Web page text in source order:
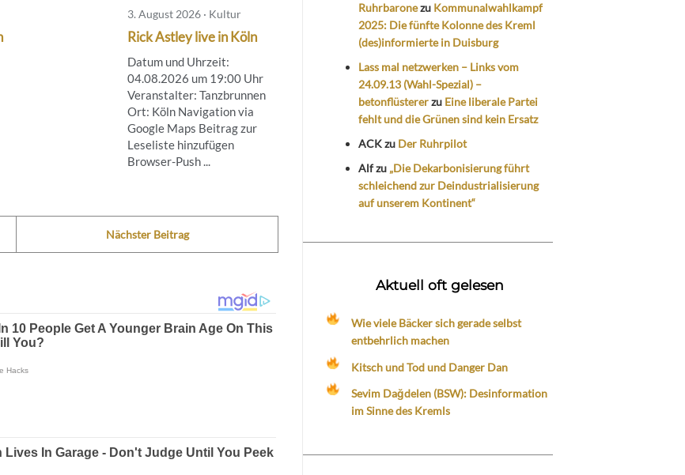
3. August 2026 · Kultur
Rick Astley live in Köln
Datum und Uhrzeit:
04.08.2026 um 19:00 Uhr
Veranstalter: Tanzbrunnen
Ort: Köln Navigation via
Google Maps Beitrag zur
Leseliste hinzufügen
Browser-Push ...
Nächster Beitrag
Ruhrbaronezu Kommunalwahlkampf
2025: Die fünfte Kolonne des Kreml
(des)informierte in Duisburg
Lass mal netzwerken – Links vom
24.09.13 (Wahl-Spezial) –
betonflüstererzu Eine liberale Partei
fehlt und die Grünen sind kein Ersatz
ACKzu Der Ruhrpilot
Alfzu „Die Dekarbonisierung führt
schleichend zur Deindustrialisierung
auf unserem Kontinent“
Aktuell oft gelesen
Wie viele Bäcker sich gerade selbst
entbehrlich machen
Kitsch und Tod und Danger Dan
Sevim Dağdelen (BSW): Desinformation
im Sinne des Kremls